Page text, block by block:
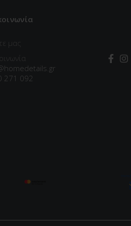
μας
271 092